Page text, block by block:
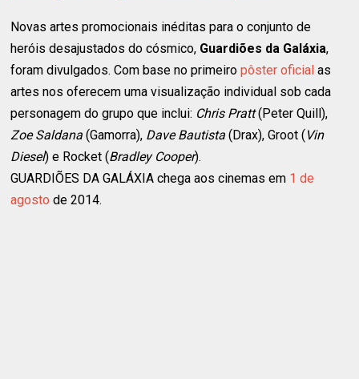
Novas artes promocionais inéditas para o conjunto de
heróis desajustados do cósmico, Guardiões da Galáxia,
foram divulgados. Com base no primeiropôster oficial as
artes nos oferecem uma visualização individual sob cada
personagem do grupo que inclui: Chris Pratt(Peter Quill),
Zoe Saldana (Gamorra), Dave Bautista(Drax), Groot (Vin
Diesel) e Rocket (Bradley Cooper).
GUARDIÕES DA GALÁXIA chega aos cinemas em 1 de
agosto de 2014.